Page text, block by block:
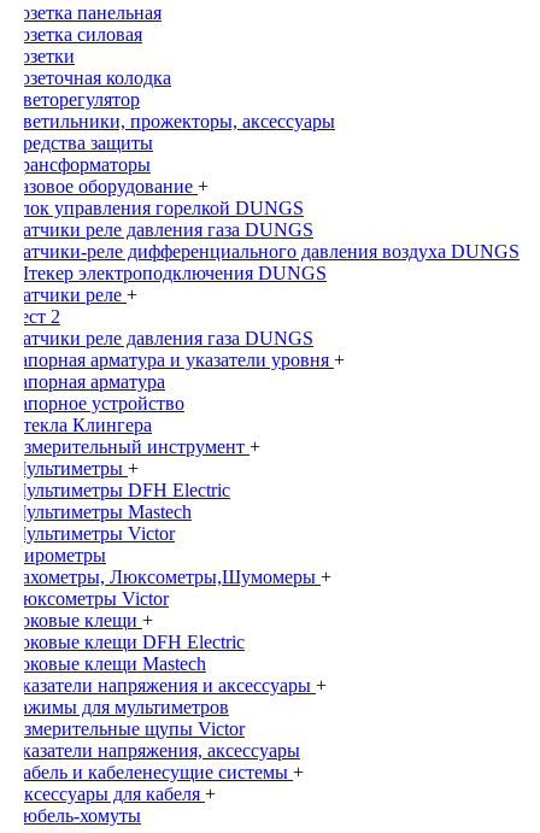
Розетка панельная
Розетка силовая
Розетки
Розеточная колодка
Светорегулятор
Светильники, прожекторы, аксессуары
Средства защиты
Трансформаторы
Газовое оборудование +
Блок управления горелкой DUNGS
Датчики реле давления газа DUNGS
Датчики-реле дифференциального давления воздуха DUNGS
Штекер электроподключения DUNGS
Датчики реле +
Тест 2
Датчики реле давления газа DUNGS
Запорная арматура и указатели уровня +
Запорная арматура
Запорное устройство
Стекла Клингера
Измерительный инструмент +
Мультиметры +
Мультиметры DFH Electric
Мультиметры Mastech
Мультиметры Victor
Пирометры
Тахометры, Люксометры,Шумомеры +
Люксометры Victor
Токовые клещи +
Токовые клещи DFH Electric
Токовые клещи Mastech
Указатели напряжения и аксессуары +
Зажимы для мультиметров
Измерительные щупы Victor
Указатели напряжения, аксессуары
Кабель и кабеленесущие системы +
Аксессуары для кабеля +
Дюбель-хомуты